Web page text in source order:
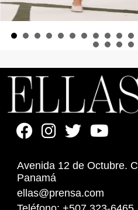
Avenida 12 de Octubre.
Panamá
ellas@prensa.com